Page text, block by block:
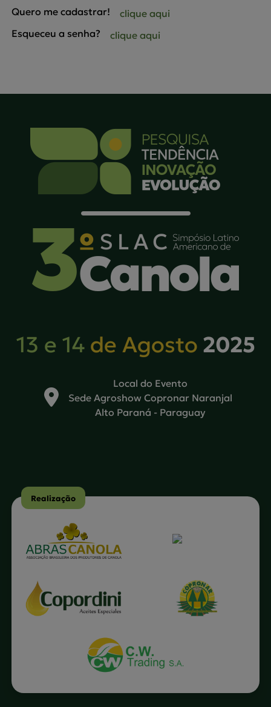
Quero me cadastrar!
clique aqui
Esqueceu a senha?
clique aqui
13 e 14de Agosto2025
Local do Evento
Sede Agroshow Copronar Naranjal
Alto Paraná - Paraguay
Realização